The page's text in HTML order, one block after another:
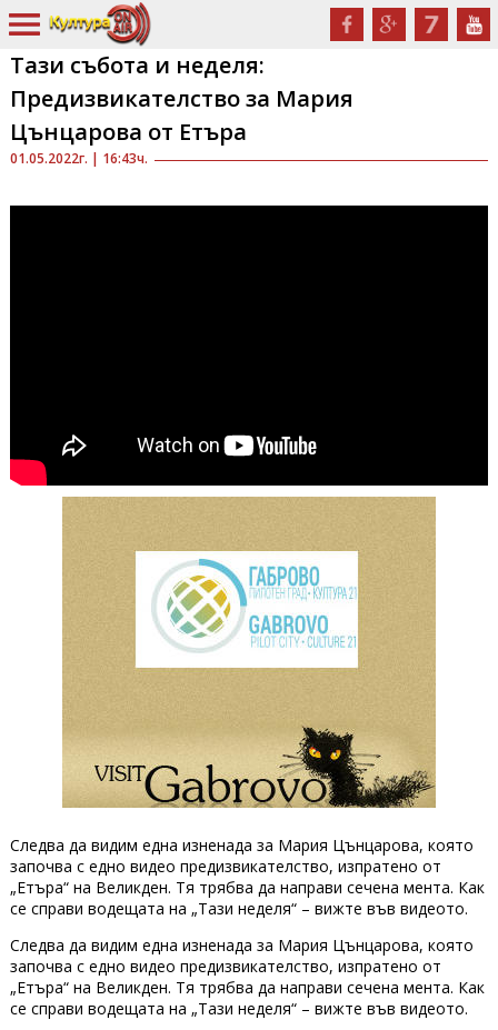
01.05.2022г. | 16:43ч.
Тази събота и неделя:
Предизвикателство за Мария
Цънцарова от Етъра
Следва да видим една изненада за Мария Цънцарова, която
започва с едно видео предизвикателство, изпратено от
„Етъра“ на Великден. Тя трябва да направи сечена мента. Как
се справи водещата на „Тази неделя“ – вижте във видеото.
Следва да видим една изненада за Мария Цънцарова, която
започва с едно видео предизвикателство, изпратено от
„Етъра“ на Великден. Тя трябва да направи сечена мента. Как
се справи водещата на „Тази неделя“ – вижте във видеото.